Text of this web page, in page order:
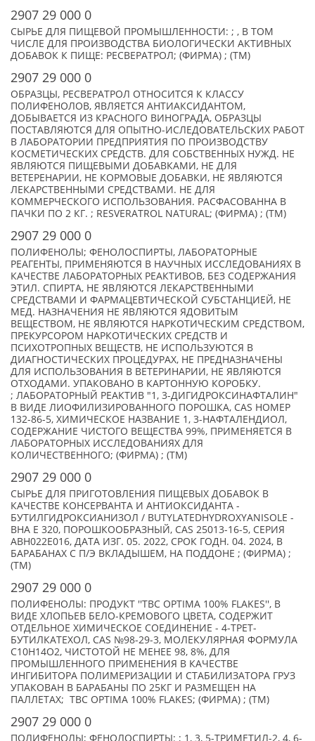
2907 29 000 0
СЫРЬЕ ДЛЯ ПИЩЕВОЙ ПРОМЫШЛЕННОСТИ: ; , В ТОМ
ЧИСЛЕ ДЛЯ ПРОИЗВОДСТВА БИОЛОГИЧЕСКИ АКТИВНЫХ
ДОБАВОК К ПИЩЕ: РЕСВЕРАТРОЛ; (ФИРМА) ; (TM)
2907 29 000 0
ОБРАЗЦЫ, РЕСВЕРАТРОЛ ОТНОСИТСЯ К КЛАССУ
ПОЛИФЕНОЛОВ, ЯВЛЯЕТСЯ АНТИАКСИДАНТОМ,
ДОБЫВАЕТСЯ ИЗ КРАСНОГО ВИНОГРАДА, ОБРАЗЦЫ
ПОСТАВЛЯЮТСЯ ДЛЯ ОПЫТНО-ИСЛЕДОВАТЕЛЬСКИХ РАБОТ
В ЛАБОРАТОРИИ ПРЕДПРИЯТИЯ ПО ПРОИЗВОДСТВУ
КОСМЕТИЧЕСКИХ СРЕДСТВ. ДЛЯ СОБСТВЕННЫХ НУЖД. НЕ
ЯВЛЯЮТСЯ ПИЩЕВЫМИ ДОБАВКАМИ, НЕ ДЛЯ
ВЕТЕРЕНАРИИ, НЕ КОРМОВЫЕ ДОБАВКИ, НЕ ЯВЛЯЮТСЯ
ЛЕКАРСТВЕННЫМИ СРЕДСТВАМИ. НЕ ДЛЯ
КОММЕРЧЕСКОГО ИСПОЛЬЗОВАНИЯ. РАСФАСОВАННА В
ПАЧКИ ПО 2 КГ. ; RESVERATROL NATURAL; (ФИРМА) ; (TM)
2907 29 000 0
ПОЛИФЕНОЛЫ; ФЕНОЛОСПИРТЫ, ЛАБОРАТОРНЫЕ
РЕАГЕНТЫ, ПРИМЕНЯЮТСЯ В НАУЧНЫХ ИССЛЕДОВАНИЯХ В
КАЧЕСТВЕ ЛАБОРАТОРНЫХ РЕАКТИВОВ, БЕЗ СОДЕРЖАНИЯ
ЭТИЛ. СПИРТА, НЕ ЯВЛЯЮТСЯ ЛЕКАРСТВЕННЫМИ
СРЕДСТВАМИ И ФАРМАЦЕВТИЧЕСКОЙ СУБСТАНЦИЕЙ, НЕ
МЕД. НАЗНАЧЕНИЯ НЕ ЯВЛЯЮТСЯ ЯДОВИТЫМ
ВЕЩЕСТВОМ, НЕ ЯВЛЯЮТСЯ НАРКОТИЧЕСКИМ СРЕДСТВОМ,
ПРЕКУРСОРОМ НАРКОТИЧЕСКИХ СРЕДСТВ И
ПСИХОТРОПНЫХ ВЕЩЕСТВ, НЕ ИСПОЛЬЗУЮТСЯ В
ДИАГНОСТИЧЕСКИХ ПРОЦЕДУРАХ, НЕ ПРЕДНАЗНАЧЕНЫ
ДЛЯ ИСПОЛЬЗОВАНИЯ В ВЕТЕРИНАРИИ, НЕ ЯВЛЯЮТСЯ
ОТХОДАМИ. УПАКОВАНО В КАРТОННУЮ КОРОБКУ.
; ЛАБОРАТОРНЫЙ РЕАКТИВ "1, 3-ДИГИДРОКСИНАФТАЛИН"
В ВИДЕ ЛИОФИЛИЗИРОВАННОГО ПОРОШКА, CAS НОМЕР
132-86-5, ХИМИЧЕСКОЕ НАЗВАНИЕ 1, 3-НАФТАЛЕНДИОЛ,
СОДЕРЖАНИЕ ЧИСТОГО ВЕЩЕСТВА 99%, ПРИМЕНЯЕТСЯ В
ЛАБОРАТОРНЫХ ИССЛЕДОВАНИЯХ ДЛЯ
КОЛИЧЕСТВЕННОГО; (ФИРМА) ; (TM)
2907 29 000 0
СЫРЬЕ ДЛЯ ПРИГОТОВЛЕНИЯ ПИЩЕВЫХ ДОБАВОК В
КАЧЕСТВЕ КОНСЕРВАНТА И АНТИОКСИДАНТА -
БУТИЛГИДРОКСИАНИЗОЛ / BUTYLATEDHYDROXYANISOLE -
BHA E 320, ПОРОШКООБРАЗНЫЙ, CAS 25013-16-5, СЕРИЯ
ABH022E016, ДАТА ИЗГ. 05. 2022, СРОК ГОДН. 04. 2024, В
БАРАБАНАХ С П/Э ВКЛАДЫШЕМ, НА ПОДДОНЕ ; (ФИРМА) ;
(TM)
2907 29 000 0
ПОЛИФЕНОЛЫ: ПРОДУКТ ''TBC OPTIMA 100% FLAKES'', В
ВИДЕ ХЛОПЬЕВ БЕЛО-КРЕМОВОГО ЦВЕТА, СОДЕРЖИТ
ОТДЕЛЬНОЕ ХИМИЧЕСКОЕ СОЕДИНЕНИЕ - 4-ТРЕТ-
БУТИЛКАТЕХОЛ, CAS №98-29-3, МОЛЕКУЛЯРНАЯ ФОРМУЛА
C10H14O2, ЧИСТОТОЙ НЕ МЕНЕЕ 98, 8%, ДЛЯ
ПРОМЫШЛЕННОГО ПРИМЕНЕНИЯ В КАЧЕСТВЕ
ИНГИБИТОРА ПОЛИМЕРИЗАЦИИ И СТАБИЛИЗАТОРА ГРУЗ
УПАКОВАН В БАРАБАНЫ ПО 25КГ И РАЗМЕЩЕН НА
ПАЛЛЕТАХ; TBC OPTIMA 100% FLAKES; (ФИРМА) ; (TM)
2907 29 000 0
ПОЛИФЕНОЛЫ; ФЕНОЛОСПИРТЫ: ; 1, 3, 5-ТРИМЕТИЛ-2, 4, 6-